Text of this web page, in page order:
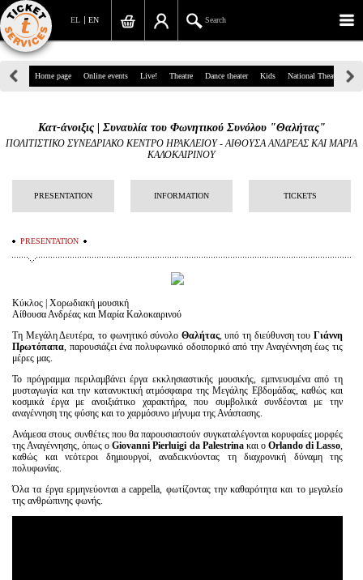
EN
EL Search
39, Panepistimiou Str, Athens
info@ticketservices.gr
Sign up/Sign in
Personal Data
Information
Home page Online events Live! Theatre Dance theater Kids National Theatre
Κατ-άνοιξις | Συναυλία του Φωνητικού Συνόλου "Θαλήτας"
ΠΟΛΙΤΙΣΤΙΚΟ ΣΥΝΕΔΡΙΑΚΟ ΚΕΝΤΡΟ ΗΡΑΚΛΕΙΟΥ-ΑΙΘΟΥΣΑ ΑΝΔΡΕΑΣ ΚΑΙ ΜΑΡΙΑ
ΚΑΛΟΚΑΙΡΙΝΟΥ
PRESENTATION INFORMATION TICKETS
PRESENTATION
Κύκλος | Χορωδιακή μουσική
Αίθουσα Ανδρέας και Μαρία Καλοκαιρινού
Τη Μεγάλη Δευτέρα, το φωνητικό σύνολο Θαλήτας, υπό τη διεύθυνση τουΓιάννη
Πρωτόπαπα, παρουσιάζει ένα πολυφωνικό οδοιπορικό από την Αναγέννηση έως τις
μέρες μας.
Το πρόγραμμα περιλαμβάνει έργα εκκλησιαστικής μουσικής, εμπνευσμένα από τη
μυσταγωγία και την κατανυκτική ατμόσφαιρα της Μεγάλης Εβδομάδας, καθώς και
κοσμικά έργα με ανοιξιάτικο χαρακτήρα, που συμβολικά συνδέονται με την
αναγέννηση της φύσης και το χαρμόσυνο μήνυμα της Ανάστασης.
Ανάμεσα στους συνθέτες που θα παρουσιαστούν συγκαταλέγονται κορυφαίες μορφές
της Αναγέννησης, όπως οGiovanni Pierluigi da Palestrinaκαι ο Orlando di Lasso,
καθώς και νεότεροι δημιουργοί, αναδεικνύοντας τη διαχρονική δύναμη της
πολυφωνίας.
Όλα τα έργα ερμηνεύονται a cappella, φωτίζοντας την καθαρότητα και το μεγαλείο
της ανθρώπινης φωνής.